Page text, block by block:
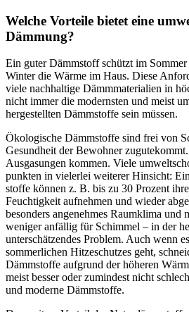
Welche Vorteile bietet eine
Dämmung?
Ein guter Dämmstoff schützt im
Winter die Wärme im Haus. Diese
viele nachhaltige Dämmmaterialien in
nicht immer die modernsten und meist
hergestellten Dämmstoffe sein müssen.
Ökologische Dämmstoffe sind frei von
Gesundheit der Bewohner
Ausgasungen kommen. Viele
punkten in vielerlei weiterer Hinsicht:
stoffe können z. B. bis zu 30 Prozent
Feuchtig­keit aufnehmen und wieder
besonders angenehmes Raum­klima und
weniger anfällig für Schimmel – in der
unterschätzendes Problem. Auch wenn
sommerlichen Hitze­schutzes geht,
Dämm­stoffe aufgrund der höheren
meist besser oder zumindest nicht
und moderne Dämm­stoffe.